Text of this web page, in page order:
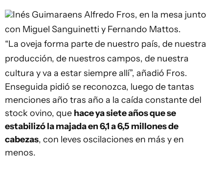
Inés Guimaraens Alfredo Fros, en la mesa junto
con Miguel Sanguinetti y Fernando Mattos.
“La oveja forma parte de nuestro país, de nuestra
producción, de nuestros campos, de nuestra
cultura y va a estar siempre allí”, añadió Fros.
Enseguida pidió se reconozca, luego de tantas
menciones año tras año a la caída constante del
stock ovino, que hace ya siete años que se
estabilizó la majada en 6,1 a 6,5 millones de
cabezas, con leves oscilaciones en más y en
menos.